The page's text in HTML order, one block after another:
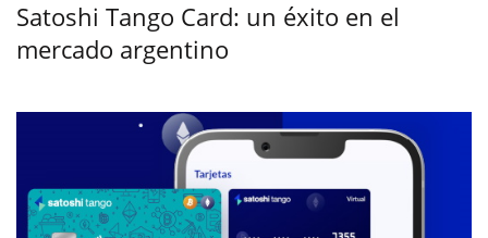
Satoshi Tango Card: un éxito en el
mercado argentino